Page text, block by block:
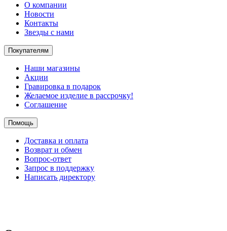
О компании
Новости
Контакты
Звезды с нами
Покупателям
Наши магазины
Акции
Гравировка в подарок
Желаемое изделие в рассрочку!
Соглашение
Помощь
Доставка и оплата
Возврат и обмен
Вопрос-ответ
Запрос в поддержку
Написать директору